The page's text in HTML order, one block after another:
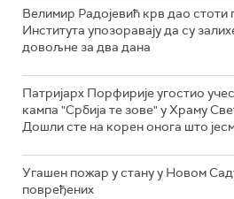
Велимир Радојевић крв дао стоти
Института упозоравају да су
довољне за два дана
Патријарх Порфирије угостио
кампа "Србија те зове" у Храму
Дошли сте на корен онога што
Угашен пожар у стану у Новом
повређених